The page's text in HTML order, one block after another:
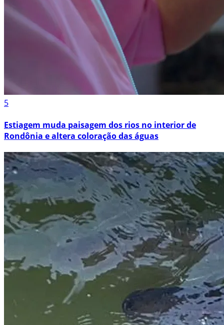
5
Estiagem muda paisagem dos rios no interior de
Rondônia e altera coloração das águas